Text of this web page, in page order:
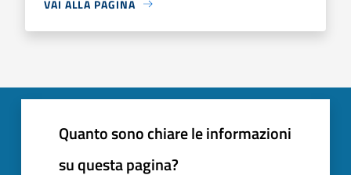
VAI ALLA PAGINA
Quanto sono chiare le informazioni
su questa pagina?